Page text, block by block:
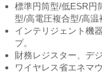
標準円筒型/低ESR円
型/高電圧複合型/高温
インテリジェント機
プ。
財務レジスター、デ
ワイヤレス省エネマ